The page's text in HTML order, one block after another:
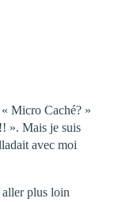
Micro Caché? »
». Mais je suis
avec moi
aller plus loin